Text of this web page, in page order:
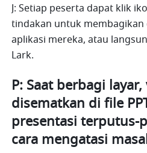
J: Setiap peserta dapat klik
tindakan untuk
aplikasi mereka, atau
Lark.
P: Saat berbagi
disematkan di file
presentasi terputus-
cara mengatasi